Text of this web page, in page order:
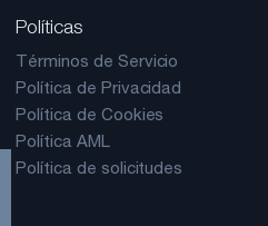
Políticas
Términos de Servicio
Política de Privacidad
Política de Cookies
Política AML
Política de solicitudes